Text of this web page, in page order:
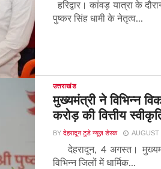
हरिद्वार। कांवड़ यात्रा के
पुष्कर सिंह धामी के नेतृत्व...
उत्तराखंड
मुख्यमंत्री ने विभिन्न
करोड़ की वित्तीय
BY देहरादून टुडे न्यूज़ डेस्क AUGUST
देहरादून, 4 अगस्त।
विभिन्न जिलों में धार्मिक...